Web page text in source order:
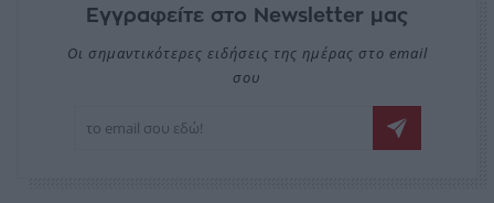
Εγγραφείτε στο Newsletter μας
Οι σημαντικότερες ειδήσεις της ημέρας στο email
σου